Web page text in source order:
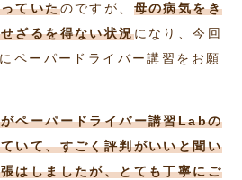
ていたのですが、 母の病気をき
ざるを得ない状況になり、今回
ペーパードライバー講習をお願
ペーパードライバー講習Labの
いて、すごく評判がいいと聞い
はしましたが、とても丁寧にご